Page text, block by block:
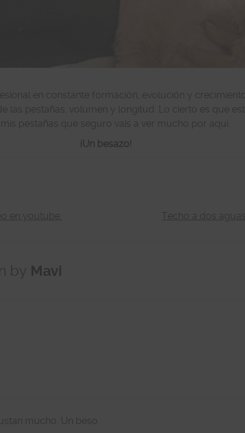
en constante formación, evolución y
las pestañas, volumen y longitud. Lo cierto es que
pestañas que seguro vais a ver mucho por aquí.
¡Un besazo!
en youtube. Techo a dos
by Mavi
mucho. Un beso.